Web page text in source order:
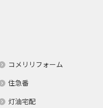
コメリリフォーム
住急番
灯油宅配